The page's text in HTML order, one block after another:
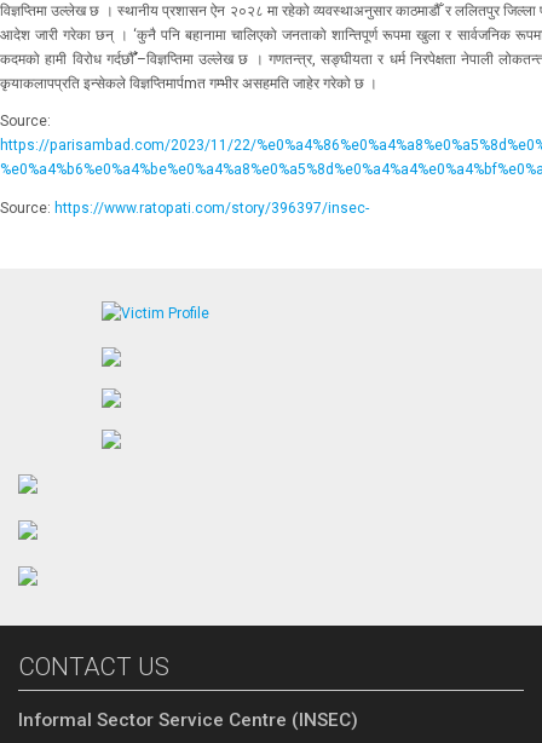
विज्ञप्तिमा उल्लेख छ । स्थानीय प्रशासन ऐन २०२८ मा रहेको व्यवस्थाअनुसार काठमाडौँ र ललितपुर
आदेश जारी गरेका छन् । ‘कुनै पनि बहानामा चालिएको जनताको शान्तिपूर्ण रूपमा खुला र सार्वजनिक
कदमको हामी विरोध गर्दछौँ’–विज्ञप्तिमा उल्लेख छ । गणतन्त्र, सङ्घीयता र धर्म निरपेक्षता नेपाली
कृयाकलापप्रति इन्सेकले विज्ञप्तिमार्पmत गम्भीर असहमति जाहेर गरेको छ ।
Source:
https://parisambad.com/2023/11/22/
Source: https://www.ratopati.com/story/396397/insec-
CONTACT US
Informal Sector Service Centre (INSEC)